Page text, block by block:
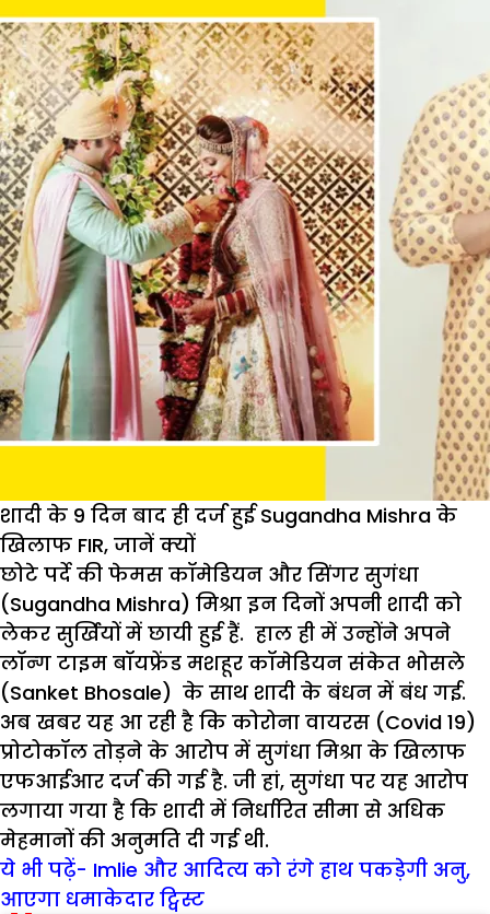
के
सब्र
का
बांध,
अनु
को
दिखाई
उसकी
औकात
शादी के 9 दिन बाद ही दर्ज हुई Sugandha Mishra के
खिलाफ FIR, जानें क्यों
छोटे पर्दे की फेमस कॉमेडियन और सिंगर सुगंधा
(Sugandha Mishra) मिश्रा इन दिनों अपनी शादी को
लेकर सुर्खियों में छायी हुई हैं. हाल ही में उन्होंने अपने
लॉन्ग टाइम बॉयफ्रेंड मशहूर कॉमेडियन संकेत भोसले
(Sanket Bhosale) के साथ शादी के बंधन में बंध गई.
अब खबर यह आ रही है कि कोरोना वायरस (Covid 19)
प्रोटोकॉल तोड़ने के आरोप में सुगंधा मिश्रा के खिलाफ
एफआईआर दर्ज की गई है. जी हां, सुगंधा पर यह आरोप
लगाया गया है कि शादी में निर्धारित सीमा से अधिक
मेहमानों की अनुमति दी गई थी.
ये भी पढ़ें- Imlie और आदित्य को रंगे हाथ पकड़ेगी अनु,
आएगा धमाकेदार ट्विस्ट